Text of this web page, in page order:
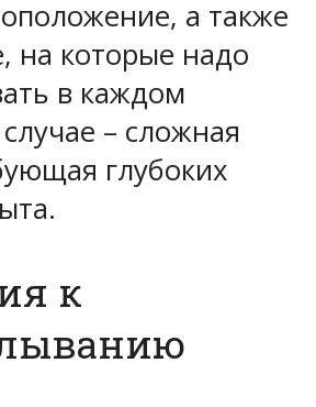
а также
на которые надо
в каждом
– сложная
глубоких
к